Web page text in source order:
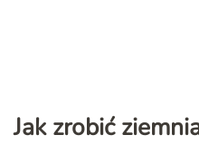
Jak zrobić